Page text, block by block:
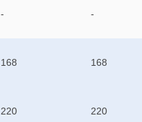
- -
168 168
220 220